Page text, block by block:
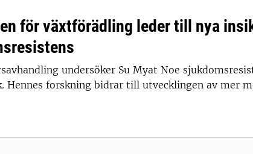
för växtförädling leder till nya
undersöker Su Myat Noe
Hennes forskning bidrar till utvecklingen av mer